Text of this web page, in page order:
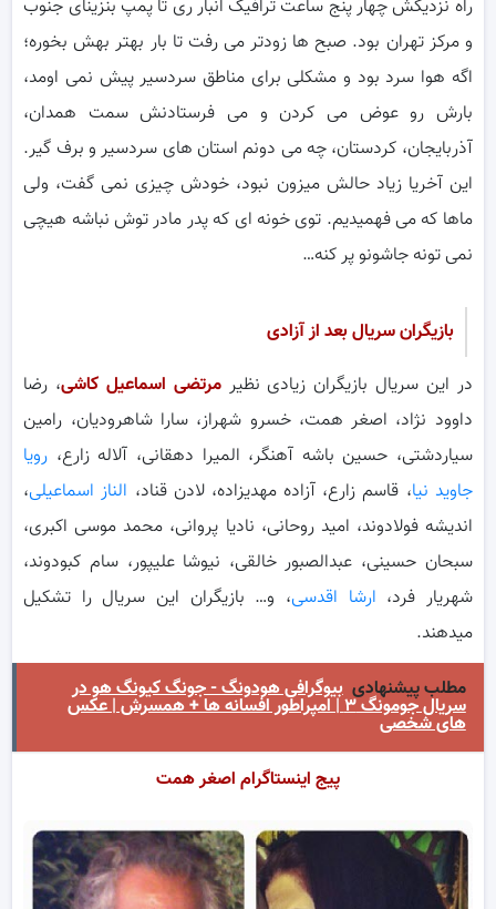
راه نزدیکش چهار پنج ساعت ترافیک انبار ری تا پمپ بنزینای جنوب
و مرکز تهران بود. صبح ها زودتر می رفت تا بار بهتر بهش بخوره؛
اگه هوا سرد بود و مشکلی برای مناطق سردسیر پیش نمی اومد،
بارش رو عوض می کردن و می فرستادنش سمت همدان،
آذربایجان، کردستان، چه می دونم استان های سردسیر و برف گیر.
این آخریا زیاد حالش میزون نبود، خودش چیزی نمی گفت، ولی
ماها که می فهمیدیم. توی خونه ای که پدر مادر توش نباشه هیچی
نمی تونه جاشونو پر کنه…
بازیگران سریالبعد از آزادی
در این سریال بازیگران زیادی نظیرمرتضی اسماعیل کاشی، رضا
داوود نژاد، اصغر همت، خسرو شهراز، سارا شاهرودیان، رامین
سیاردشتی، حسین باشه آهنگر، المیرا دهقانی، آلاله زارع، رویا
جاوید نیا، قاسم زارع، آزاده مهدیزاده، لادن قناد، الناز اسماعیلی،
اندیشه فولادوند، امید روحانی، نادیا پروانی، محمد موسی اکبری،
سبحان حسینی، عبدالصبور خالقی، نیوشا علیپور، سام کبودوند،
شهریار فرد، ارشا اقدسی، و… بازیگران این سریال را تشکیل
میدهند.
مطلب پیشنهادی بیوگرافی هودونگ - جونگ کیونگ هو در
سریال جومونگ ۳ | امپراطور افسانه ها + همسرش | عکس
های شخصی
پیج اینستاگرام اصغر همت